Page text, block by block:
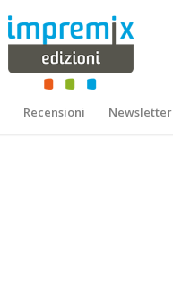
Recensioni Newsletter